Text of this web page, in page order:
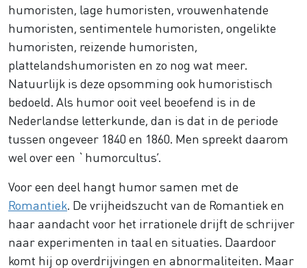
humoristen, lage humoristen, vrouwenhatende
humoristen, sentimentele humoristen, ongelikte
humoristen, reizende humoristen,
plattelandshumoristen en zo nog wat meer.
Natuurlijk is deze opsomming ook humoristisch
bedoeld. Als humor ooit veel beoefend is in de
Nederlandse letterkunde, dan is dat in de periode
tussen ongeveer 1840 en 1860. Men spreekt daarom
wel over een `humorcultus’.
Voor een deel hangt humor samen met de
Romantiek . De vrijheidszucht van de Romantiek en
haar aandacht voor het irrationele drijft de schrijver
naar experimenten in taal en situaties. Daardoor
komt hij op overdrijvingen en abnormaliteiten. Maar